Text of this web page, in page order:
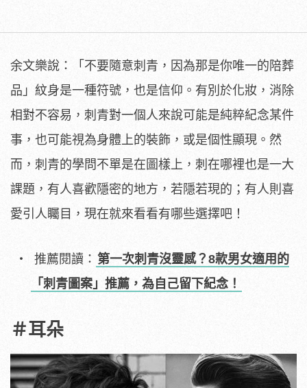
余文樂說：「不要隨意刺青，因為那是你唯一的陪葬
品」紋身是一種符號，也是信仰。有別於化妝，消除
相對不容易，刺青對一個人來說可能是純粹紀念某件
事，也可能視為身體上的裝飾，或是個性顯現。然
而，刺青的學問不單是在圖樣上，刺在哪裡也是一大
課題，有人喜歡隱密的地方，若隱若現的；有人則喜
愛引人矚目，現在就來看看有哪些選擇吧！
推薦閱讀： 第一次刺青沒靈感？8款男女適用的
「刺青圖案」推薦，為自己留下紀念！
＃耳朵